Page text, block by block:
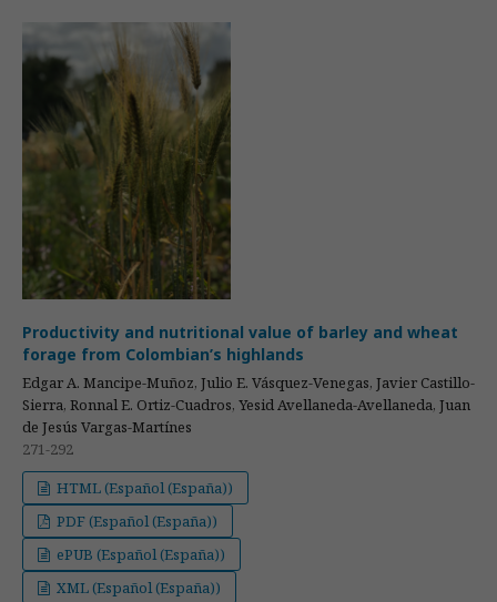
Productivity and nutritional value of barley and wheat
forage from Colombian’s highlands
Edgar A. Mancipe-Muñoz, Julio E. Vásquez-Venegas, Javier Castillo-
Sierra, Ronnal E. Ortiz-Cuadros, Yesid Avellaneda-Avellaneda, Juan
de Jesús Vargas-Martínes
271-292
HTML (Español (España))
PDF (Español (España))
ePUB (Español (España))
XML (Español (España))